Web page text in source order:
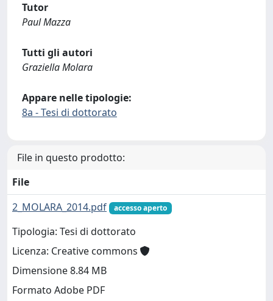
Tutor
Paul Mazza
Tutti gli autori
Graziella Molara
Appare nelle tipologie:
8a - Tesi di dottorato
File in questo prodotto:
File
2_MOLARA_2014.pdf
accesso aperto
Tipologia: Tesi di dottorato
Licenza: Creative commons
Dimensione 8.84 MB
Formato Adobe PDF